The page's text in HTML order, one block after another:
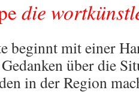
die
beginnt mit einer
über die
in der Region